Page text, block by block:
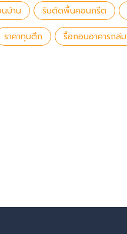
บ้าน รับตัดพื้นคอนกรีต
ราคาทุบตึก รื้อถอนอาคารถล่ม